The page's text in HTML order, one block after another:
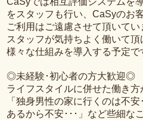
をスタッフも行い、CaSyのお
ご利用はご遠慮させて頂いてい
スタッフが気持ちよく働いて
様々な仕組みを導入する予定で
◎未経験･初心者の方大歓迎◎
ライフスタイルに併せた働き方
「独身男性の家に行くのは不
あるから不安･･･」など些細な